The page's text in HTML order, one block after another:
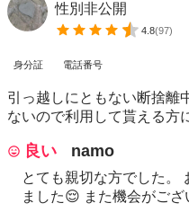
性別非公開
4.8(97)
身分証 電話番号
引っ越しにともない断捨離
ないので利用して貰える方
良い namo
とても親切な方でした。
ました😌 また機会がござ